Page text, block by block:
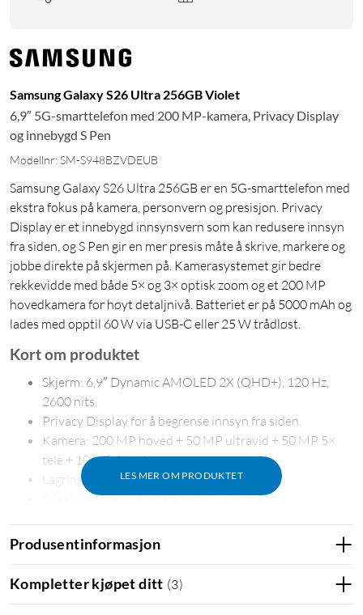
Samsung Galaxy S26 Ultra 256GB Violet
6,9″ 5G-smarttelefon med 200 MP-kamera, Privacy Display
og innebygd S Pen
Modellnr: SM-S948BZVDEUB
Samsung Galaxy S26 Ultra 256GB er en 5G-smarttelefon med
ekstra fokus på kamera, personvern og presisjon. Privacy
Display er et innebygd innsynsvern som kan redusere innsyn
fra siden, og S Pen gir en mer presis måte å skrive, markere og
jobbe direkte på skjermen på. Kamerasystemet gir bedre
rekkevidde med både 5× og 3× optisk zoom og et 200 MP
hovedkamera for høyt detaljnivå. Batteriet er på 5000 mAh og
lades med opptil 60 W via USB-C eller 25 W trådløst.
LES MER OM PRODUKTET
Kort om produktet
Skjerm: 6,9″ Dynamic AMOLED 2X (QHD+), 120 Hz,
2600 nits.
Privacy Display for å begrense innsyn fra siden.
Kamera: 200 MP hoved + 50 MP ultravid + 50 MP 5×
tele + 10 MP 3× tele.
Lagring: 256 GB for bilder, videoer og apper.
5 000 mAh med 60 W kabel og 25 W trådløs
5G, wifi 7, Bluetooth 6.0, USB 3.2 Gen1, UWB.
7,9 mm / 214 g samt innebygd S Pen og Armor
Aluminum 3.
S26, S26+ og S26 Ultra – forskjeller
Produsentinformasjon
Kompletter kjøpet ditt (3)